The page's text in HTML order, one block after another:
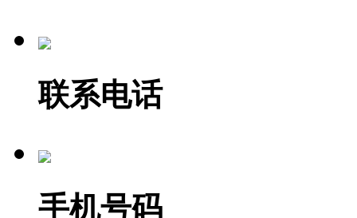
联系电话
手机号码